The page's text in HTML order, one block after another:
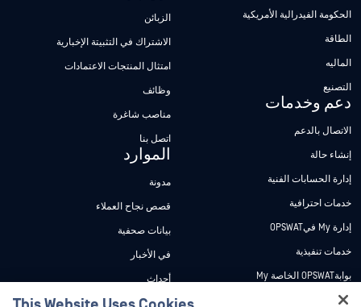
الحكومة الفيدرالية الأمريكية
الطاقة
الماليه
التصنيع
دعم وخدمات
الاتصال بالدعم
إنشاء حالة
إدارة الحسابات الفنية
خدمات احترافية
إدارة My فيOPSWAT
خدمات تنفيذية
بوابةOPSWAT الخاصة My
وثائق تقنية
الزبائن
الاشتراك في التثبيتة الإخبارية
امتثال المنتجات الاعتمادات
وظائف
مناصب شاغرة
اتصل بنا
الموارد
مدونة
قصص نجاح العملاء
بيانات صحفية
في الأخبار
أحداث
ندوات عبر الإنترنت